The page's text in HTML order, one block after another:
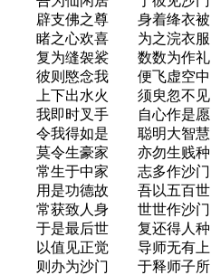
辟支佛之尊 身着绛衣被
睹之心欢喜 为之浣衣服
复为缝袈裟 数数为作礼
彼则愍念我 便飞虚空中
上下出水火 须臾忽不见
我即时叉手 自心作是愿
令我得如是 聪明大智慧
莫令生豪家 亦勿生贱种
常生于中家 志多作沙门
用是功德故 吾以五百世
常获致人身 世世作沙门
于是最后世 复还得人种
以值见正觉 导师无有上
则办为沙门 于释师子所